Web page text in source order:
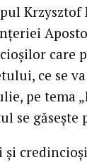
care
ce se
pe tema
se